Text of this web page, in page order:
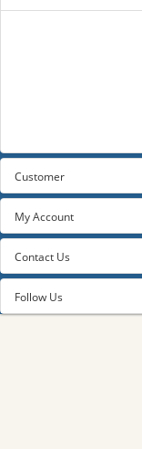
Customer
My Account
Contact Us
Follow Us